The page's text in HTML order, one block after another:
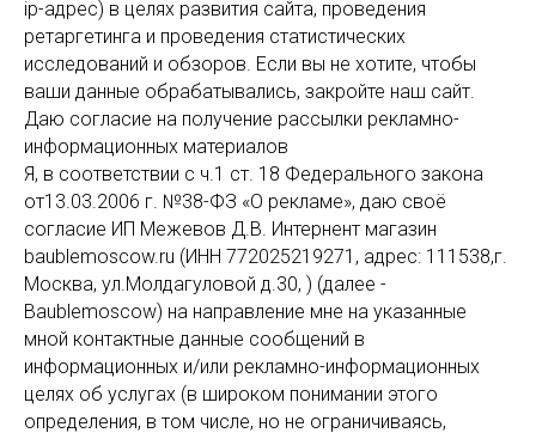
ip-адрес) в целях развития сайта, проведения
ретаргетинга и проведения статистических
исследований и обзоров. Если вы не хотите, чтобы
ваши данные обрабатывались, закройте наш сайт.
Даю согласие на получение рассылки рекламно-
информационных материалов
Я, в соответствии с ч.1 ст. 18 Федерального закона
от13.03.2006 г. №38-ФЗ «О рекламе», даю своё
согласие ИП Межевов Д.В. Интернент магазин
baublemoscow.ru (ИНН 772025219271, адрес: 111538,г.
Москва, ул.Молдагуловой д.30, ) (далее -
Baublemoscow) на направление мне на указанные
мной контактные данные сообщений в
информационных и/или рекламно-информационных
целях об услугах (в широком понимании этого
определения, в том числе, но не ограничиваясь,